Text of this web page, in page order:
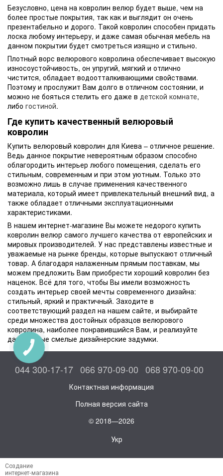
Безусловно, цена на ковролин велюр будет выше, чем на
более простые покрытия, так как и выглядит он очень
презентабельно и дорого. Такой ковролин способен придать
лоска любому интерьеру, и даже самая обычная мебель на
данном покрытии будет смотреться изящно и стильно.
Плотный ворс велюрового ковролина обеспечивает высокую
износоустойчивость, он упругий, мягкий и отлично
чистится, обладает водоотталкивающими свойствами.
Поэтому и прослужит Вам долго в отличном состоянии, и
можно не бояться стелить его даже в детской комнате,
либо гостиной.
Где купить качественный велюровый
ковролин
Купить велюровый ковролин для Киева – отличное решение.
Ведь данное покрытие невероятным образом способно
облагородить интерьер любого помещения, сделать его
стильным, современным и при этом уютным. Только это
возможно лишь в случае применения качественного
материала, который имеет привлекательный внешний вид, а
также обладает отличными эксплуатационными
характеристиками.
В нашем интернет-магазине Вы можете недорого купить
ковролин велюр самого лучшего качества от европейских и
мировых производителей. У нас представлены известные и
уважаемые на рынке бренды, которые выпускают отличный
товар. А благодаря налаженным прямым поставкам, мы
можем предложить Вам приобрести хороший ковролин без
наценок. Всё для того, чтобы Вы имели возможность
создать интерьер своей мечты современного дизайна:
стильный, яркий и практичный. Заходите в
соответствующий раздел на нашем сайте, и выбирайте
среди множества достойных образцов велюрового
ковролина, наиболее понравившийся Вам, и реализуйте
даже самые смелые дизайнерские задумки.
044 300-17-17 066 970-09-00 068 970-09-00
Контактная информация
Полная версия сайта
© 2018—2026
Укр
Создание
интернет-магазина
КНОПКА
СВЯЗИ